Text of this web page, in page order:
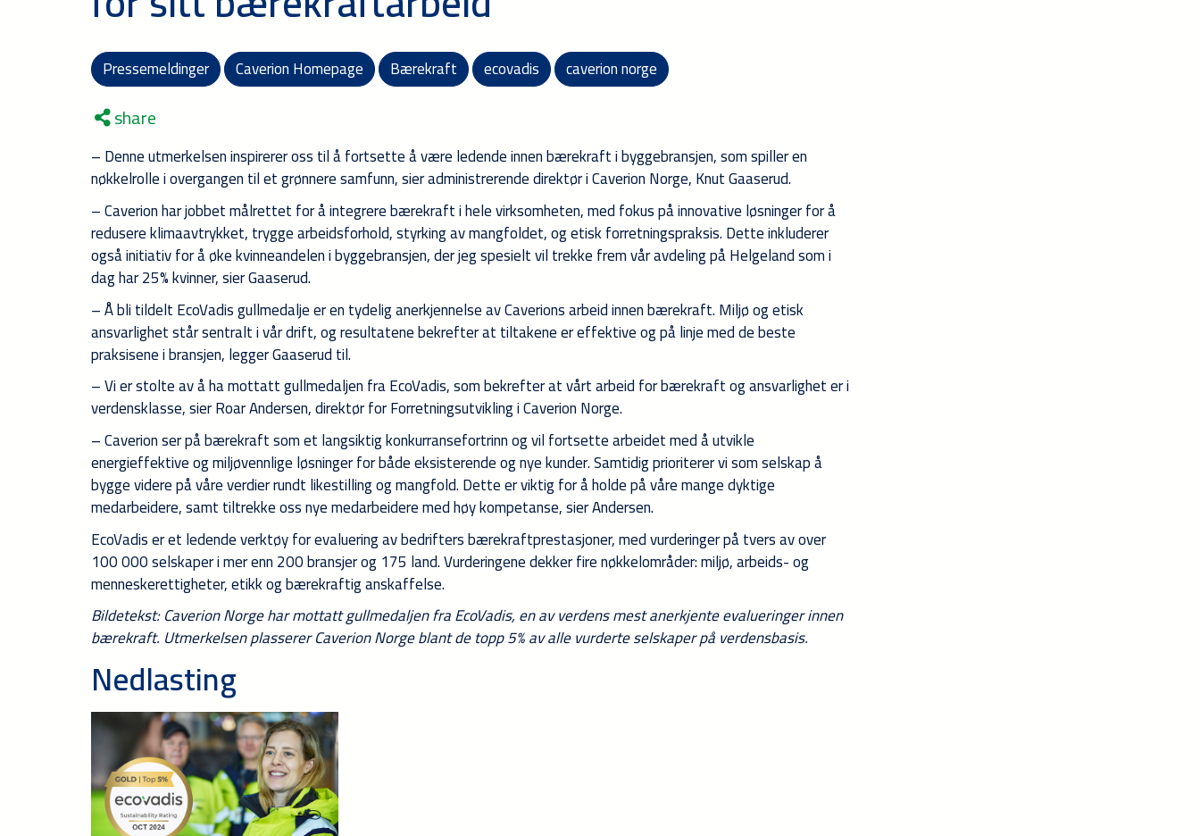
Pressemeldinger Caverion Homepage Bærekraft ecovadis caverion norge
share
– Denne utmerkelsen inspirerer oss til å fortsette å være ledende innen bærekraft i byggebransjen, som spiller en
nøkkelrolle i overgangen til et grønnere samfunn, sier administrerende direktør i Caverion Norge, Knut Gaaserud.
– Caverion har jobbet målrettet for å integrere bærekraft i hele virksomheten, med fokus på innovative løsninger for å
redusere klimaavtrykket, trygge arbeidsforhold, styrking av mangfoldet, og etisk forretningspraksis. Dette inkluderer
også initiativ for å øke kvinneandelen i byggebransjen, der jeg spesielt vil trekke frem vår avdeling på Helgeland som i
dag har 25% kvinner, sier Gaaserud.
– Å bli tildelt EcoVadis gullmedalje er en tydelig anerkjennelse av Caverions arbeid innen bærekraft. Miljø og etisk
ansvarlighet står sentralt i vår drift, og resultatene bekrefter at tiltakene er effektive og på linje med de beste
praksisene i bransjen, legger Gaaserud til.
– Vi er stolte av å ha mottatt gullmedaljen fra EcoVadis, som bekrefter at vårt arbeid for bærekraft og ansvarlighet er i
verdensklasse, sier Roar Andersen, direktør for Forretningsutvikling i Caverion Norge.
– Caverion ser på bærekraft som et langsiktig konkurransefortrinn og vil fortsette arbeidet med å utvikle
energieffektive og miljøvennlige løsninger for både eksisterende og nye kunder. Samtidig prioriterer vi som selskap å
bygge videre på våre verdier rundt likestilling og mangfold. Dette er viktig for å holde på våre mange dyktige
medarbeidere, samt tiltrekke oss nye medarbeidere med høy kompetanse, sier Andersen.
EcoVadis er et ledende verktøy for evaluering av bedrifters bærekraftprestasjoner, med vurderinger på tvers av over
100 000 selskaper i mer enn 200 bransjer og 175 land. Vurderingene dekker fire nøkkelområder: miljø, arbeids- og
menneskerettigheter, etikk og bærekraftig anskaffelse.
Bildetekst: Caverion Norge har mottatt gullmedaljen fra EcoVadis, en av verdens mest anerkjente evalueringer innen
bærekraft. Utmerkelsen plasserer Caverion Norge blant de topp 5% av alle vurderte selskaper på verdensbasis.
Nedlasting